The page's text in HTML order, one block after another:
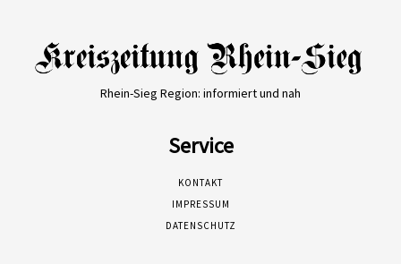
Rhein-Sieg Region: informiert und nah
Service
KONTAKT
IMPRESSUM
DATENSCHUTZ